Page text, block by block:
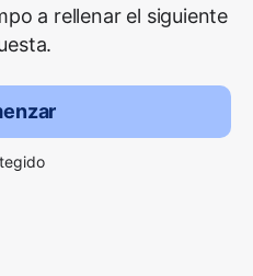
a rellenar el siguiente